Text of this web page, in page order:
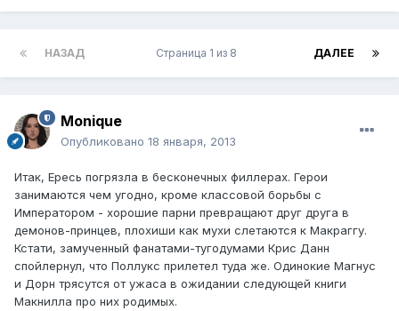
НАЗАД ДАЛЕЕ
Страница 1 из 8
Monique
Опубликовано 18 января, 2013
Итак, Ересь погрязла в бесконечных филлерах. Герои
занимаются чем угодно, кроме классовой борьбы с
Императором - хорошие парни превращают друг друга в
демонов-принцев, плохиши как мухи слетаются к Макраггу.
Кстати, замученный фанатами-тугодумами Крис Данн
спойлернул, что Поллукс прилетел туда же. Одинокие Магнус
и Дорн трясутся от ужаса в ожидании следующей книги
Макнилла про них родимых.